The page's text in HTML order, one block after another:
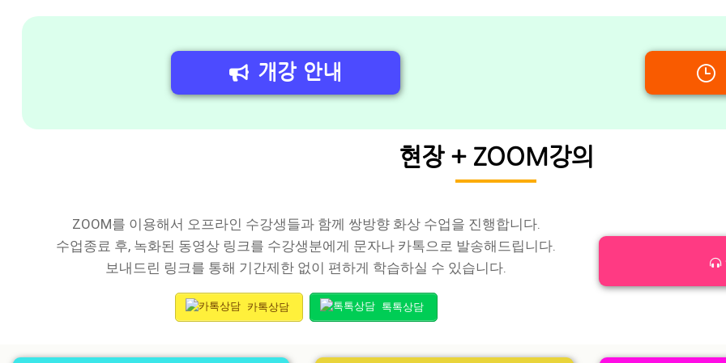
개강 안내
현장 + ZOOM강의
ZOOM를 이용해서 오프라인 수강생들과 함께 쌍방향 화상 수업을 진행합니다.
수업종료 후, 녹화된 동영상 링크를 수강생분에게 문자나 카톡으로 발송해드립니다.
보내드린 링크를 통해 기간제한 없이 편하게 학습하실 수 있습니다.
카톡상담 톡톡상담